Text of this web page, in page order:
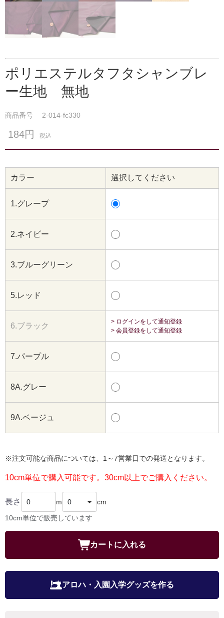
ポリエステルタフタシャンブレ
ー生地 無地
商品番号 2-014-fc330
184円 税込
カラー 選択してください
1.グレープ
2.ネイビー
3.ブルーグリーン
5.レッド
6.ブラック
> ログインをして通知登録
> 会員登録をして通知登録
7.パープル
8A.グレー
9A.ベージュ
※注文可能な商品については、1～7営業日での発送となります。
10cm単位で購入可能です。30cm以上でご購入ください。
長さ m cm
10cm単位で販売しています
カートに入れる
アロハ・入園入学グッズを作る